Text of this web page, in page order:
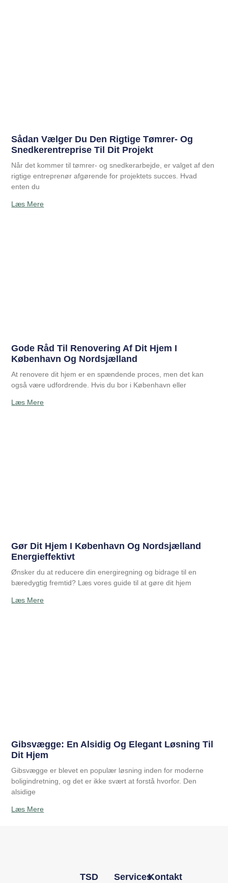
Sådan Vælger Du Den Rigtige Tømrer- Og
Snedkerentreprise Til Dit Projekt
Når det kommer til tømrer- og snedkerarbejde, er valget af den
rigtige entreprenør afgørende for projektets succes. Hvad
enten du
Læs Mere
Gode Råd Til Renovering Af Dit Hjem I
København Og Nordsjælland
At renovere dit hjem er en spændende proces, men det kan
også være udfordrende. Hvis du bor i København eller
Læs Mere
Gør Dit Hjem I København Og Nordsjælland
Energieffektivt
Ønsker du at reducere din energiregning og bidrage til en
bæredygtig fremtid? Læs vores guide til at gøre dit hjem
Læs Mere
Gibsvægge: En Alsidig Og Elegant Løsning Til
Dit Hjem
Gibsvægge er blevet en populær løsning inden for moderne
boligindretning, og det er ikke svært at forstå hvorfor. Den
alsidige
Læs Mere
Services
TSD Kontakt